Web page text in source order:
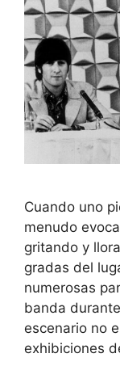
Cuando uno
menudo
gritando y
gradas del
numerosas
banda
escenario no
exhibiciones